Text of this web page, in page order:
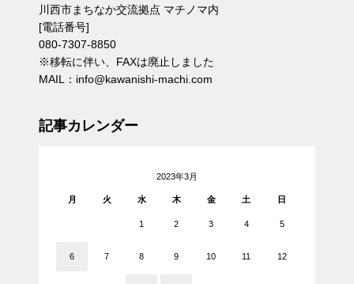
川西市まちなか交流拠点 マチノマ内
[電話番号]
080-7307-8850
※移転に伴い、FAXは廃止しました
MAIL：info@kawanishi-machi.com
記事カレンダー
2023年3月
月 火 水 木 金 土 日
1 2 3 4 5
6 7 8 9 10 11 12